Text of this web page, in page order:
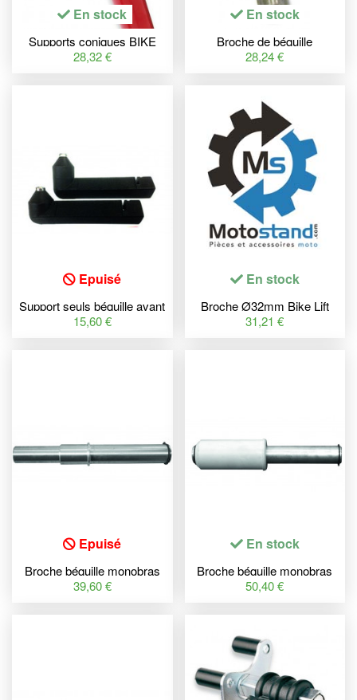
En stock
Supports coniques BIKE
LIFT pour béquilles 892015
28,32 €
En stock
Broche de béquille
monobras BIKE LIFT
28,24 €
Epuisé
Support seuls béquille avant
BIHR Home Track coniques
15,60 €
En stock
Broche Ø32mm Bike Lift
pour béquille arrière
31,21 €
Epuisé
Broche béquille monobras
BIHR Home Track
39,60 €
En stock
Broche béquille monobras
BIHR Home Track
50,40 €